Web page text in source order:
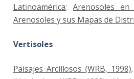
Latinoamérica;Arenosoles en
Arenosoles y sus Mapas de
Vertisoles
Paisajes Arcillosos (WRB, 1998),